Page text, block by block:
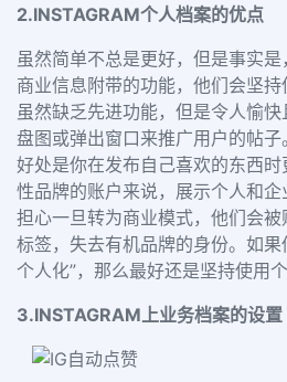
2.INSTAGRAM个人档案的优点
虽然简单不总是更好，但是事实
商业信息附带的功能，他们会坚
虽然缺乏先进功能，但是令人愉
盘图或弹出窗口来推广用户的帖
好处是你在发布自己喜欢的东西
性品牌的账户来说，展示个人和
担心一旦转为商业模式，他们会被
标签，失去有机品牌的身份。如果
个人化”，那么最好还是坚持使用
3.INSTAGRAM上业务档案的设置